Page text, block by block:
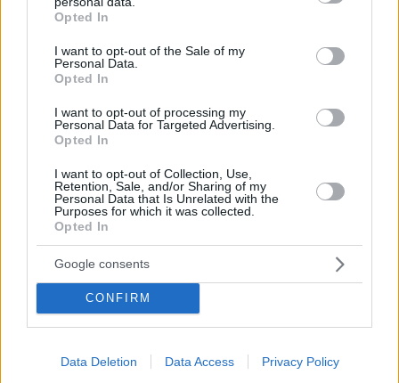
grant or deny consent to Google and its third-party tags to
use your data for below specified purposes in below Google
consent section.
Opted In
I want to opt-out of the Sale of my
Personal Data.
Opted In
I want to opt-out of processing my
Personal Data for Targeted Advertising.
Opted In
I want to opt-out of Collection, Use,
Retention, Sale, and/or Sharing of my
Personal Data that Is Unrelated with the
Purposes for which it was collected.
Opted In
Google consents
CONFIRM
Data Deletion Data Access Privacy Policy
παρουσιάζονται ως πραγματικά
γεγονότα
06.08.2026, 22:24
Γιατί δεν έσωσα το κουτάβι: Ο
ερευνητής που κατέγραφε τη
συμβίωση του μικρού σκυλιού με
επενέβη, όταν το είδε άρρωστο
06.08.2026, 19:34 173
Γιώργος Παράσχος: Χαμογελαστός,
δίνει τη μάχη του με τον καρκίνο,
μπήκε στο νοσοκομείο για νέα
θεραπεία